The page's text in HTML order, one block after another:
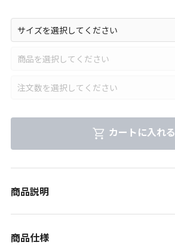
カートに入れる
商品説明
商品仕様